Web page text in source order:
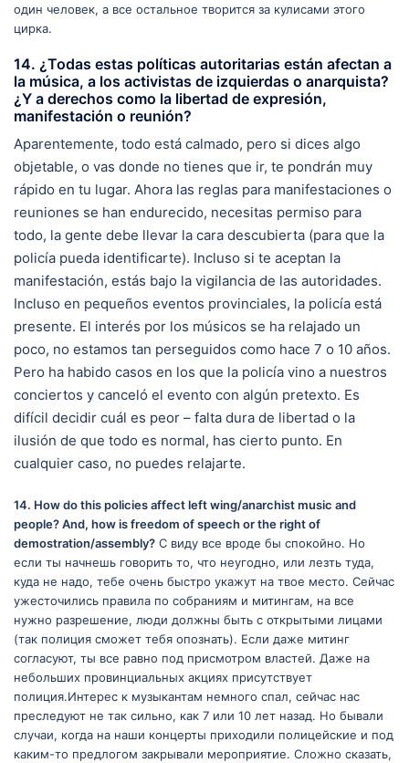
один человек, а все остальное творится за кулисами этого
цирка.
14. ¿Todas estas políticas autoritarias están afectan a
la música, a los activistas de izquierdas o anarquista?
¿Y a derechos como la libertad de expresión,
manifestación o reunión?
Aparentemente, todo está calmado, pero si dices algo
objetable, o vas donde no tienes que ir, te pondrán muy
rápido en tu lugar. Ahora las reglas para manifestaciones o
reuniones se han endurecido, necesitas permiso para
todo, la gente debe llevar la cara descubierta (para que la
policía pueda identificarte). Incluso si te aceptan la
manifestación, estás bajo la vigilancia de las autoridades.
Incluso en pequeños eventos provinciales, la policía está
presente. El interés por los músicos se ha relajado un
poco, no estamos tan perseguidos como hace 7 o 10 años.
Pero ha habido casos en los que la policía vino a nuestros
conciertos y canceló el evento con algún pretexto. Es
difícil decidir cuál es peor – falta dura de libertad o la
ilusión de que todo es normal, has cierto punto. En
cualquier caso, no puedes relajarte.
14. How do this policies affect left wing/anarchist music and
people? And, how is freedom of speech or the right of
demostration/assembly? С виду все вроде бы спокойно. Но
если ты начнешь говорить то, что неугодно, или лезть туда,
куда не надо, тебе очень быстро укажут на твое место. Сейчас
ужесточились правила по собраниям и митингам, на все
нужно разрешение, люди должны быть с открытыми лицами
(так полиция сможет тебя опознать). Если даже митинг
согласуют, ты все равно под присмотром властей. Даже на
небольших провинциальных акциях присутствует
полиция.Интерес к музыкантам немного спал, сейчас нас
преследуют не так сильно, как 7 или 10 лет назад. Но бывали
случаи, когда на наши концерты приходили полицейские и под
каким-то предлогом закрывали мероприятие. Сложно сказать,